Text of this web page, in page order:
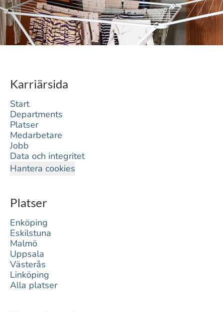
Karriärsida
Start
Departments
Platser
Medarbetare
Jobb
Data och integritet
Hantera cookies
Platser
Enköping
Eskilstuna
Malmö
Uppsala
Västerås
Linköping
Alla platser